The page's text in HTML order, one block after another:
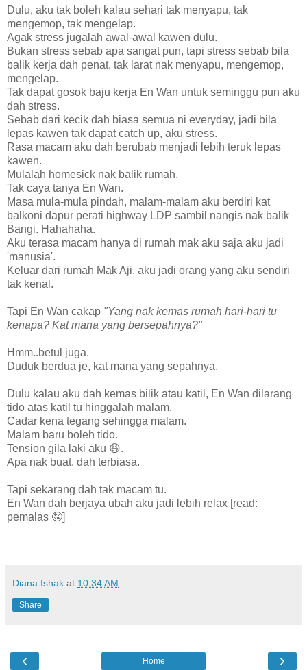
Dulu, aku tak boleh kalau sehari tak menyapu, tak
mengemop, tak mengelap.
Agak stress jugalah awal-awal kawen dulu.
Bukan stress sebab apa sangat pun, tapi stress sebab bila
balik kerja dah penat, tak larat nak menyapu, mengemop,
mengelap.
Tak dapat gosok baju kerja En Wan untuk seminggu pun aku
dah stress.
Sebab dari kecik dah biasa semua ni everyday, jadi bila
lepas kawen tak dapat catch up, aku stress.
Rasa macam aku dah berubab menjadi lebih teruk lepas
kawen.
Mulalah homesick nak balik rumah.
Tak caya tanya En Wan.
Masa mula-mula pindah, malam-malam aku berdiri kat
balkoni dapur perati highway LDP sambil nangis nak balik
Bangi. Hahahaha.
Aku terasa macam hanya di rumah mak aku saja aku jadi
'manusia'.
Keluar dari rumah Mak Aji, aku jadi orang yang aku sendiri
tak kenal.
Tapi En Wan cakap "Yang nak kemas rumah hari-hari tu
kenapa? Kat mana yang bersepahnya?"
Hmm..betul juga.
Duduk berdua je, kat mana yang sepahnya.
Dulu kalau aku dah kemas bilik atau katil, En Wan dilarang
tido atas katil tu hinggalah malam.
Cadar kena tegang sehingga malam.
Malam baru boleh tido.
Tension gila laki aku 😆.
Apa nak buat, dah terbiasa.
Tapi sekarang dah tak macam tu.
En Wan dah berjaya ubah aku jadi lebih relax [read:
pemalas 🤪]
Diana Ishak at 10:34 AM
Share
‹ ›
Home